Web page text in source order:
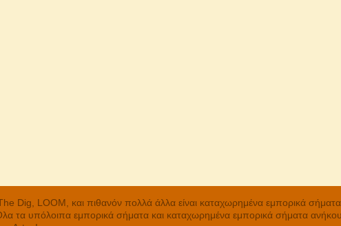
LOOM, και πιθανόν πολλά άλλα είναι καταχωρημένα εμπορικά
υπόλοιπα εμπορικά σήματα και καταχωρημένα εμπορικά σήματα ανήκουν